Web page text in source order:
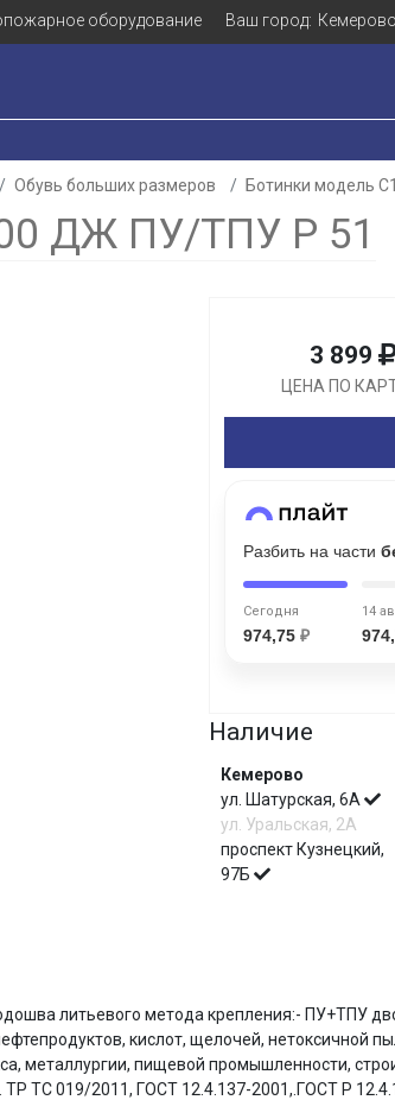
оборудование Ваш город: Кемерово
Обувь больших размеров Ботинки модель
ДЖ ПУ/ТПУ Р 51
3 899
ЦЕНА ПО
Разбить на части
Сегодня
974,75 ₽
14
Наличие
Кемерово
ул. Шатурская, 6А
ул. Уральская, 2А
проспект Кузнецкий,
97Б
литьевого метода крепления:- ПУ+ТПУ
кислот, щелочей, нетоксичной
металлургии, пищевой промышленности,
ТС 019/2011, ГОСТ 12.4.137-2001,.ГОСТ Р
% будутсписываться
по25%каждые 2 недели